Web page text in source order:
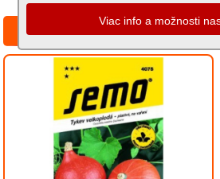
Semená
osivá
Chovateľské
Grilovací
program
Tekvica plazivá Hokkaido